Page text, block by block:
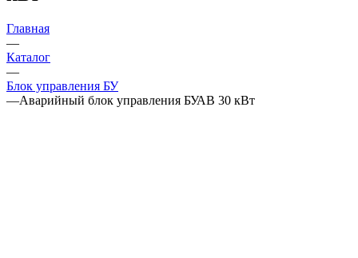
Главная
—
Каталог
—
Блок управления БУ
—Аварийный блок управления БУАВ 30 кВт